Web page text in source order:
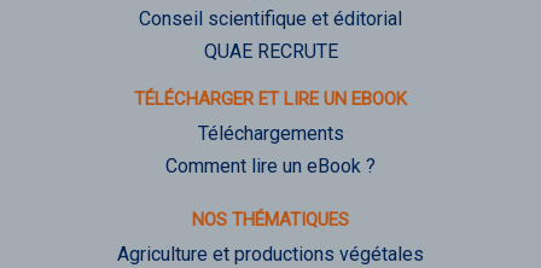
Conseil scientifique et éditorial
QUAE RECRUTE
TÉLÉCHARGER ET LIRE UN EBOOK
Téléchargements
Comment lire un eBook ?
NOS THÉMATIQUES
Agriculture et productions végétales